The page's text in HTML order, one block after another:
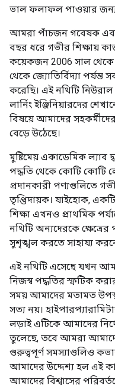
ভাল ফলাফল পাওয়ার জন্য
আমরা পাঁচজন গবেষক
বছর ধরে গভীর শিক্ষায়
কয়েকজন 2006 সাল
থেকে জ্যোতির্বিদ্যা পর্যন্ত
করেছি। এই নথিটি
লার্নিং ইঞ্জিনিয়ারদের
বিষয়ে আমাদের
বেড়ে উঠেছে।
মুষ্টিমেয় একাডেমিক ল্যাব
পদ্ধতি থেকে কোটি কোটি
প্রদানকারী পণ্যগুলিতে
তৃপ্তিদায়ক। যাইহোক,
শিক্ষা এখনও প্রাথমিক
নথিটি অন্যদেরকে
সুশৃঙ্খল করতে সাহায্য
এই নথিটি এসেছে যখন
নিজস্ব পদ্ধতির স্ফটিক
সময় আমাদের মতামত
সত্য নয়।
লড়াই এটিকে আমাদের
তুলেছে, তবে আমরা
গুরুত্বপূর্ণ সমস্যাগুলিও
আমাদের উদ্দেশ্য হল এই
আমাদের বিশ্বাসের